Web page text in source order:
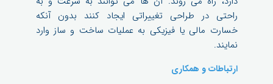
راحتی در طراحی تغییراتی ایجاد کنند بدون آنکه
خسارت مالی یا فیزیکی به عملیات ساخت و ساز وارد
نمایند.
ارتباطات و همکاری